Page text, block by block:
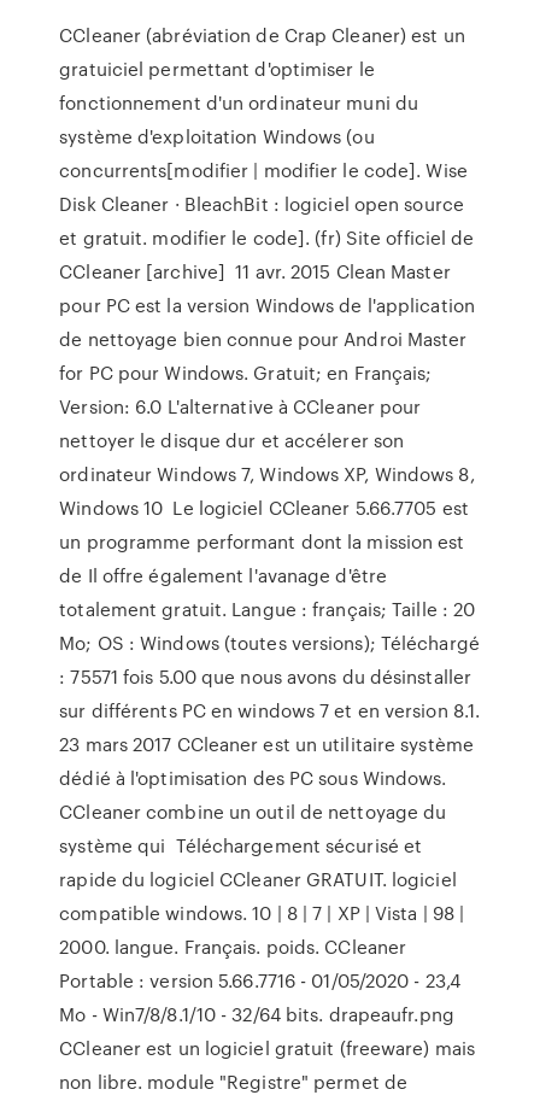
CCleaner (abréviation de Crap Cleaner) est un
gratuiciel permettant d'optimiser le
fonctionnement d'un ordinateur muni du
système d'exploitation Windows (ou
concurrents[modifier | modifier le code]. Wise
Disk Cleaner · BleachBit : logiciel open source
et gratuit. modifier le code]. (fr) Site officiel de
CCleaner [archive] 11 avr. 2015 Clean Master
pour PC est la version Windows de l'application
de nettoyage bien connue pour Androi Master
for PC pour Windows. Gratuit; en Français;
Version: 6.0 L'alternative à CCleaner pour
nettoyer le disque dur et accélerer son
ordinateur Windows 7, Windows XP, Windows 8,
Windows 10 Le logiciel CCleaner 5.66.7705 est
un programme performant dont la mission est
de Il offre également l'avanage d'être
totalement gratuit. Langue : français; Taille : 20
Mo; OS : Windows (toutes versions); Téléchargé
: 75571 fois 5.00 que nous avons du désinstaller
sur différents PC en windows 7 et en version 8.1.
23 mars 2017 CCleaner est un utilitaire système
dédié à l'optimisation des PC sous Windows.
CCleaner combine un outil de nettoyage du
système qui Téléchargement sécurisé et
rapide du logiciel CCleaner GRATUIT. logiciel
compatible windows. 10 | 8 | 7 | XP | Vista | 98 |
2000. langue. Français. poids. CCleaner
Portable : version 5.66.7716 - 01/05/2020 - 23,4
Mo - Win7/8/8.1/10 - 32/64 bits. drapeaufr.png
CCleaner est un logiciel gratuit (freeware) mais
non libre. module "Registre" permet de